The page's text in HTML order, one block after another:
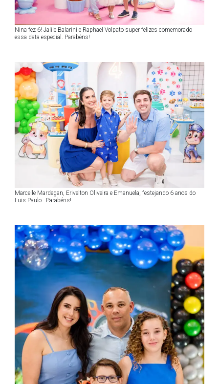
Nina fez 6! Jalile Balarini e Raphael Volpato super felizes comemorado
essa data especial. Parabéns!
Marcelle Mardegan, Erivelton Oliveira e Emanuela, festejando 6 anos do
Luis Paulo . Parabéns!